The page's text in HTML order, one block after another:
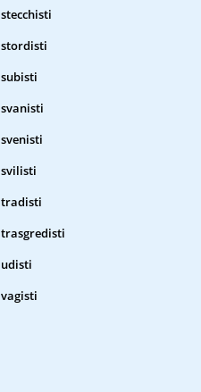
stecchisti
stordisti
subisti
svanisti
svenisti
svilisti
tradisti
trasgredisti
udisti
vagisti